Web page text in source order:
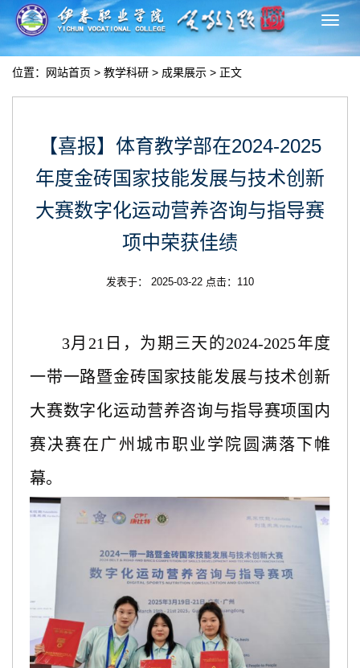
切
换
位置： 网站首页 > 教学科研 > 成果展示 > 正文
【喜报】体育教学部在2024-2025
年度金砖国家技能发展与技术创新
大赛数字化运动营养咨询与指导赛
项中荣获佳绩
发表于： 2025-03-22 点击： 110
3月21日，为期三天的2024-2025年度
一带一路暨金砖国家技能发展与技术创新
大赛数字化运动营养咨询与指导赛项国内
赛决赛在广州城市职业学院圆满落下帷
幕。